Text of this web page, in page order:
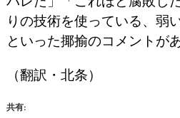
りの技術を使っている、弱
といった揶揄のコメントがあ
（翻訳・北条）
共有: